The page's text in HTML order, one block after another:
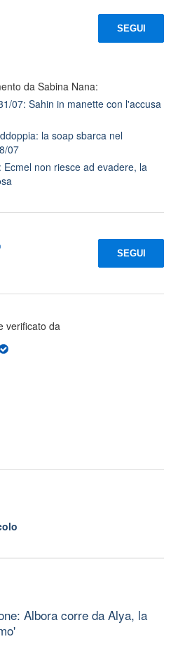
SEGUI
da Sabina Nana:
07: Sahin in manette con l'accusa
la soap sbarca nel
07
non riesce ad evadere, la
SEGUI
verificato da
Albora corre da Alya, la